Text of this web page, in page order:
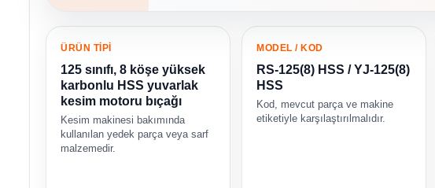
ÜRÜN TİPİ
125 sınıfı, 8 köşe yüksek
karbonlu HSS yuvarlak
kesim motoru bıçağı
Kesim makinesi bakımında
kullanılan yedek parça veya sarf
malzemedir.
MODEL / KOD
RS-125(8) HSS / YJ-125(8)
HSS
Kod, mevcut parça ve makine
etiketiyle karşılaştırılmalıdır.